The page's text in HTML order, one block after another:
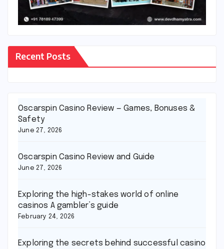
Recent Posts
Oscarspin Casino Review — Games, Bonuses &
Safety
June 27, 2026
Oscarspin Casino Review and Guide
June 27, 2026
Exploring the high-stakes world of online
casinos A gambler’s guide
February 24, 2026
Exploring the secrets behind successful casino